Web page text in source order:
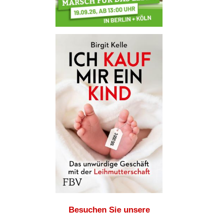
Besuchen Sie unsere